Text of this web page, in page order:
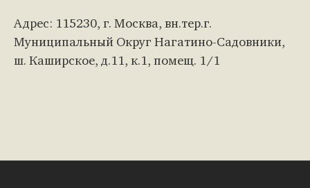
Адрес: 115230, г. Москва, вн.тер.г.
Муниципальный Округ Нагатино-Садовники,
ш. Каширское, д.11, к.1, помещ. 1/1